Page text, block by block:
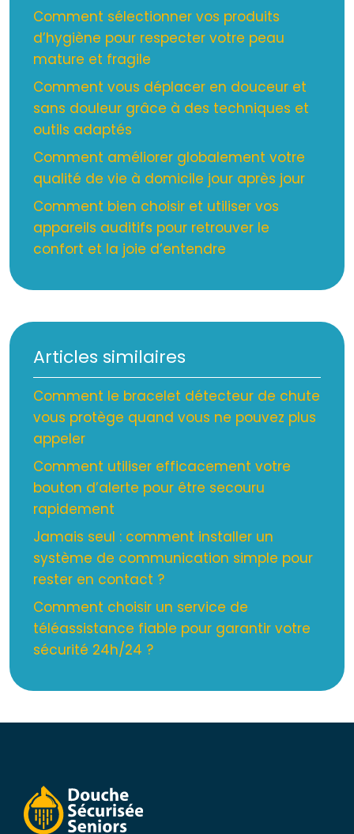
Comment sélectionner vos produits
d’hygiène pour respecter votre peau
mature et fragile
Comment vous déplacer en douceur et
sans douleur grâce à des techniques et
outils adaptés
Comment améliorer globalement votre
qualité de vie à domicile jour après jour
Comment bien choisir et utiliser vos
appareils auditifs pour retrouver le
confort et la joie d’entendre
Articles similaires
Comment le bracelet détecteur de chute
vous protège quand vous ne pouvez plus
appeler
Comment utiliser efficacement votre
bouton d’alerte pour être secouru
rapidement
Jamais seul : comment installer un
système de communication simple pour
rester en contact ?
Comment choisir un service de
téléassistance fiable pour garantir votre
sécurité 24h/24 ?